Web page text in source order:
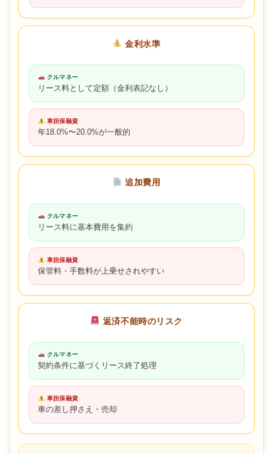
金利水準
クルマネー
リース料として定額（金利表記なし）
車担保融資
年18.0%〜20.0%が一般的
追加費用
クルマネー
リース料に基本費用を集約
車担保融資
保管料・手数料が上乗せされやすい
返済不能時のリスク
クルマネー
契約条件に基づくリース終了処理
車担保融資
車の差し押さえ・売却